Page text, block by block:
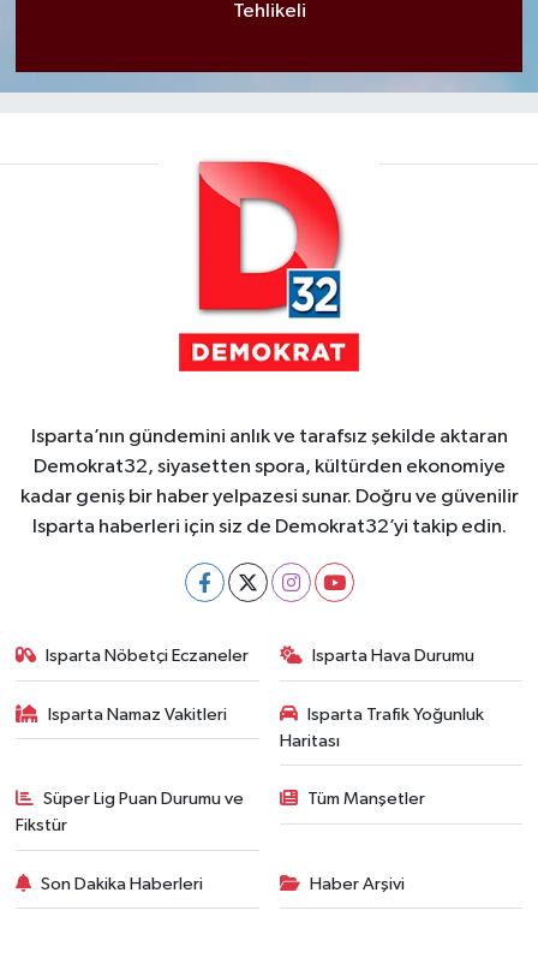
Tehlikeli
Isparta’nın gündemini anlık ve tarafsız şekilde aktaran
Demokrat32, siyasetten spora, kültürden ekonomiye
kadar geniş bir haber yelpazesi sunar. Doğru ve güvenilir
Isparta haberleri için siz de Demokrat32’yi takip edin.
Isparta Nöbetçi Eczaneler Isparta Hava Durumu
Isparta Namaz Vakitleri
Isparta Trafik Yoğunluk
Haritası
Süper Lig Puan Durumu ve
Fikstür
Tüm Manşetler
Son Dakika Haberleri Haber Arşivi